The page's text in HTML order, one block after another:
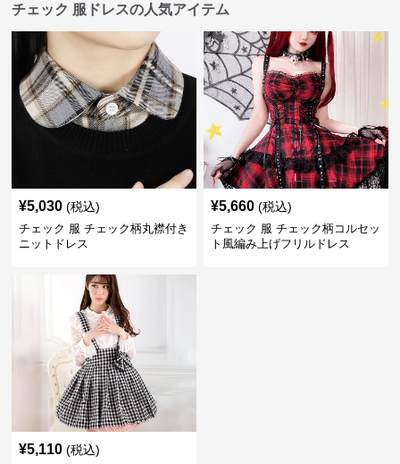
チェック 服ドレスの人気アイテム
¥5,030 (税込)
チェック 服 チェック柄丸襟付き
ニットドレス
¥5,660 (税込)
チェック 服 チェック柄コルセッ
ト風編み上げフリルドレス
¥5,110 (税込)